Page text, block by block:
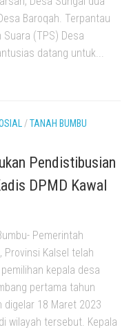
Baroqah. Terpantau
(TPS) Desa
datang untuk...
/TANAH BUMBU
Pendistibusian
DPMD Kawal
Pemerintah
Provinsi Kalsel telah
kepala desa
pertama tahun
digelar 18 Maret 2023
wilayah tersebut. Kepala